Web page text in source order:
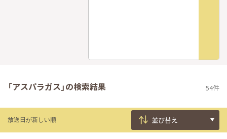
「アスパラガス」の検索結果 54件
放送日が新しい順